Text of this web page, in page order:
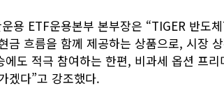
용 ETF운용본부 본부장은 “TIGER 반도
금 흐름을 함께 제공하는 상품으로, 시장
에도 적극 참여하는 한편, 비과세 옵션 프
겠다”고 강조했다.